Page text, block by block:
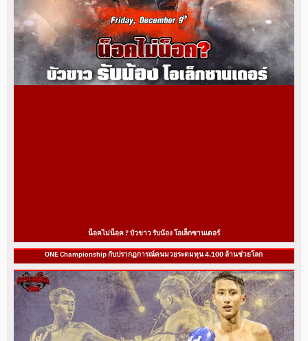
น็อคไม่น็อค ? บัวขาว รับน้อง โอเล็กซานเดอร์
ONE Championship กับปรากฏการณ์คนมวยระดมทุน 4,100 ล้านช่วยโลก